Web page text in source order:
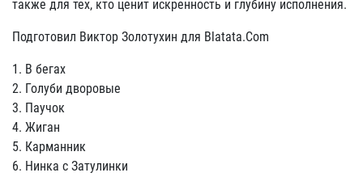
также для тех, кто ценит искренность и глубину исполнения.
Подготовил Виктор Золотухин для Blatata.Com
1. В бегах
2. Голуби дворовые
3. Паучок
4. Жиган
5. Карманник
6. Нинка с Затулинки